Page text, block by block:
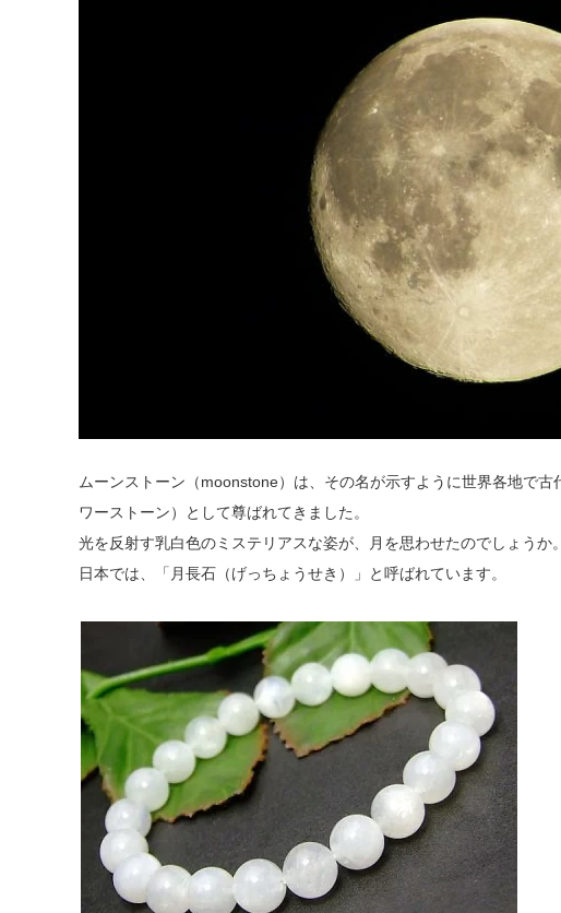
ムーンストーン（moonstone）は、その名が示すように世界各地で
ワーストーン）として尊ばれてきました。
光を反射す乳白色のミステリアスな姿が、月を思わせたのでしょうか。
日本では、「月長石（げっちょうせき）」と呼ばれています。